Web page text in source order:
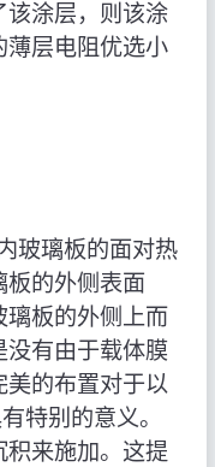
该涂层，则该涂
薄层电阻优选小
玻璃板的面对热
板的外侧表面
璃板的外侧上而
没有由于载体膜
美的布置对于以
特别的意义。
积来施加。这提